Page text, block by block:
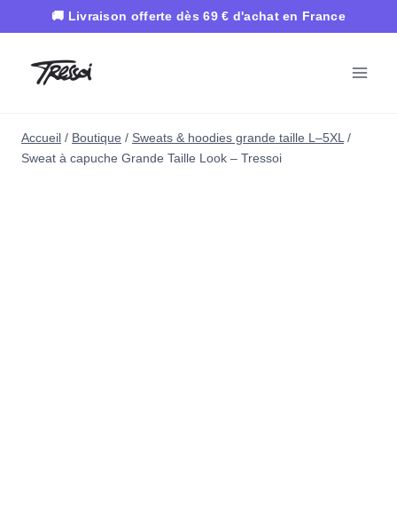
Accueil / Boutique / Sweats & hoodies grande taille L–5XL /
Sweat à capuche Grande Taille Look – Tressoi